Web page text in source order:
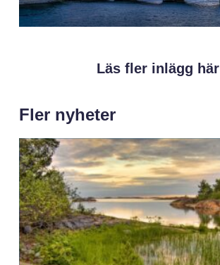
Läs fler inlägg här
Fler nyheter